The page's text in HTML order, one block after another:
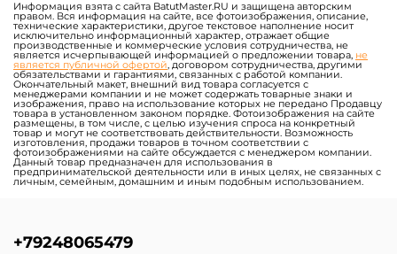
Информация взята с сайта BatutMaster.RU и защищена авторским
правом. Вся информация на сайте, все фотоизображения, описание,
технические характеристики, другое текстовое наполнение носит
исключительно информационный характер, отражает общие
производственные и коммерческие условия сотрудничества, не
является исчерпывающей информацией о предложении товара, не
является публичной офертой, договором сотрудничества, другими
обязательствами и гарантиями, связанных с работой компании.
Окончательный макет, внешний вид товара согласуется с
менеджерами компании и не может содержать товарные знаки и
изображения, право на использование которых не передано Продавцу
товара в установленном законом порядке. Фотоизображения на сайте
размещены, в том числе, с целью изучения спроса на конкретный
товар и могут не соответствовать действительности. Возможность
изготовления, продажи товаров в точном соответствии с
фотоизображениями на сайте обсуждается с менеджером компании.
Данный товар предназначен для использования в
предпринимательской деятельности или в иных целях, не связанных с
личным, семейным, домашним и иным подобным использованием.
+79248065479